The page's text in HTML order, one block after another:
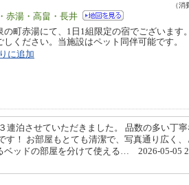
（消
赤湯・高畠・長井
の町赤湯にて、1日1組限定の宿でございます
しください。当施設はペット同伴可能です。
に追加
連泊させていただきました。 品数の多い丁
す！ お部屋もとても清潔で、写真通り広く、
ベッドの部屋を分けて使える… 2026-05-05